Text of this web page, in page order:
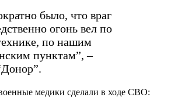
было, что враг
огонь вел по
по нашим
пунктам”, –
медики сделали в ходе СВО: